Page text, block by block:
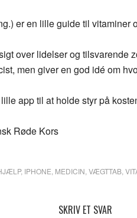
er en lille guide til vitaminer
over lidelser og tilsvarende
men giver en god idé om
app til at holde styr på
Røde Kors
, IPHONE MEDICIN VÆGTTAB
SKRIV ET SVAR